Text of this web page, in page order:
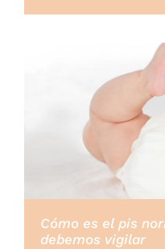
Cómo es el pis
debemos vigilar